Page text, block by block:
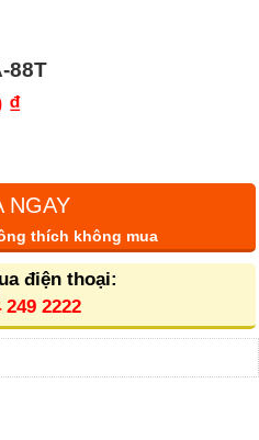
88T
₫
NGAY
thích không mua
điện thoại:
249 2222